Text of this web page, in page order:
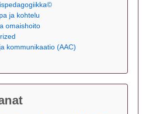
ja kohtelu
omaishoito
kommunikaatio (AAC)